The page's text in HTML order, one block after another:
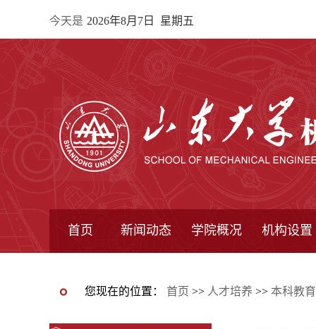
今天是 2026年8月7日 星期五
首页 新闻动态 学院概况 机构设置
您现在的位置： 首页 >> 人才培养 >> 本科教育